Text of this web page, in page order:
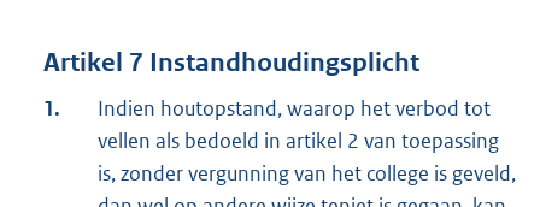
Artikel 7 Instandhoudingsplicht
1.
Indien houtopstand, waarop het verbod tot
vellen als bedoeld in artikel 2 van toepassing
is, zonder vergunning van het college is geveld,